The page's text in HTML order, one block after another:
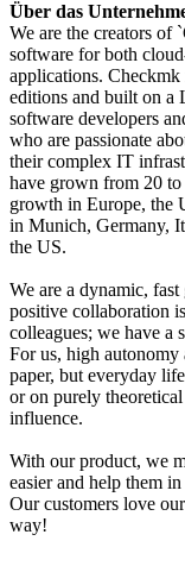
Über das
We are the creators
software for both
applications. Checkmk
editions and built on a
software developers
who are passionate
their complex IT
have grown from 20 to
growth in Europe, the
in Munich, Germany,
the US.
We are a dynamic,
positive collaboration
colleagues; we have a
For us, high autonomy
paper, but everyday
or on purely
influence.
With our product, we
easier and help them
Our customers love
way!